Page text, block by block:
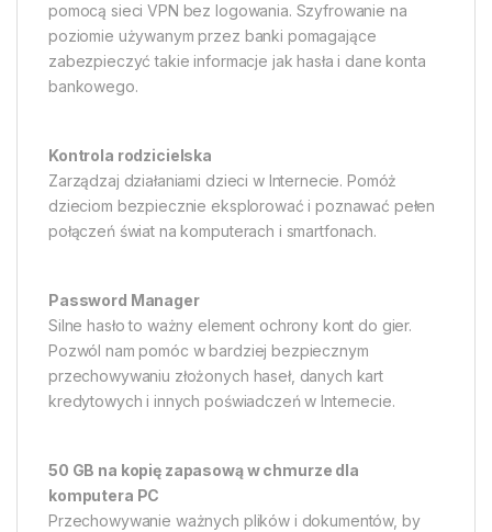
pomocą sieci VPN bez logowania. Szyfrowanie na
poziomie używanym przez banki pomagające
zabezpieczyć takie informacje jak hasła i dane konta
bankowego.
Kontrola rodzicielska
Zarządzaj działaniami dzieci w Internecie. Pomóż
dzieciom bezpiecznie eksplorować i poznawać pełen
połączeń świat na komputerach i smartfonach.
Password Manager
Silne hasło to ważny element ochrony kont do gier.
Pozwól nam pomóc w bardziej bezpiecznym
przechowywaniu złożonych haseł, danych kart
kredytowych i innych poświadczeń w Internecie.
50 GB na kopię zapasową w chmurze dla
komputera PC
Przechowywanie ważnych plików i dokumentów, by